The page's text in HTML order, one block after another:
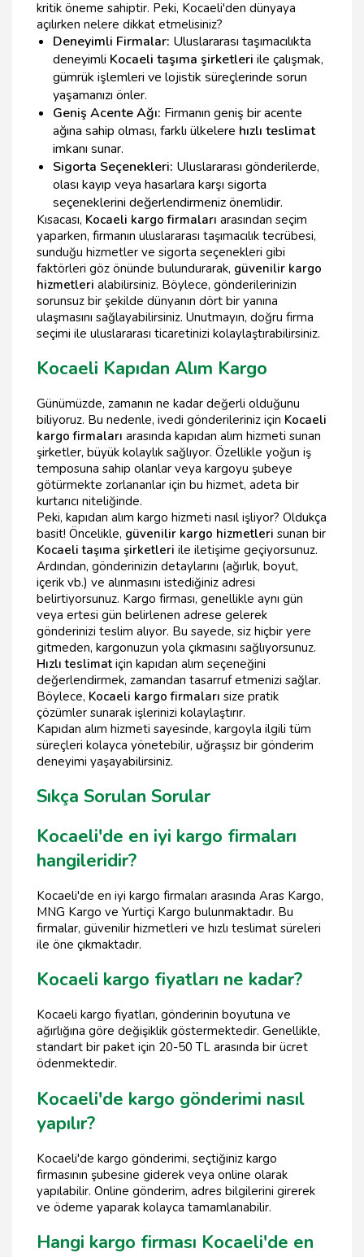
kritik öneme sahiptir. Peki, Kocaeli'den dünyaya
açılırken nelere dikkat etmelisiniz?
Deneyimli Firmalar: Uluslararası taşımacılıkta
deneyimli Kocaeli taşıma şirketleri ile çalışmak,
gümrük işlemleri ve lojistik süreçlerinde sorun
yaşamanızı önler.
Geniş Acente Ağı: Firmanın geniş bir acente
ağına sahip olması, farklı ülkelere hızlı teslimat
imkanı sunar.
Sigorta Seçenekleri: Uluslararası gönderilerde,
olası kayıp veya hasarlara karşı sigorta
seçeneklerini değerlendirmeniz önemlidir.
Kısacası, Kocaeli kargo firmaları arasından seçim
yaparken, firmanın uluslararası taşımacılık tecrübesi,
sunduğu hizmetler ve sigorta seçenekleri gibi
faktörleri göz önünde bulundurarak, güvenilir kargo
hizmetleri alabilirsiniz. Böylece, gönderilerinizin
sorunsuz bir şekilde dünyanın dört bir yanına
ulaşmasını sağlayabilirsiniz. Unutmayın, doğru firma
seçimi ile uluslararası ticaretinizi kolaylaştırabilirsiniz.
Kocaeli Kapıdan Alım Kargo
Günümüzde, zamanın ne kadar değerli olduğunu
biliyoruz. Bu nedenle, ivedi gönderileriniz için Kocaeli
kargo firmaları arasında kapıdan alım hizmeti sunan
şirketler, büyük kolaylık sağlıyor. Özellikle yoğun iş
temposuna sahip olanlar veya kargoyu şubeye
götürmekte zorlananlar için bu hizmet, adeta bir
kurtarıcı niteliğinde.
Peki, kapıdan alım kargo hizmeti nasıl işliyor? Oldukça
basit! Öncelikle, güvenilir kargo hizmetleri sunan bir
Kocaeli taşıma şirketleri ile iletişime geçiyorsunuz.
Ardından, gönderinizin detaylarını (ağırlık, boyut,
içerik vb.) ve alınmasını istediğiniz adresi
belirtiyorsunuz. Kargo firması, genellikle aynı gün
veya ertesi gün belirlenen adrese gelerek
gönderinizi teslim alıyor. Bu sayede, siz hiçbir yere
gitmeden, kargonuzun yola çıkmasını sağlıyorsunuz.
Hızlı teslimat için kapıdan alım seçeneğini
değerlendirmek, zamandan tasarruf etmenizi sağlar.
Böylece, Kocaeli kargo firmaları size pratik
çözümler sunarak işlerinizi kolaylaştırır.
Kapıdan alım hizmeti sayesinde, kargoyla ilgili tüm
süreçleri kolayca yönetebilir, uğraşsız bir gönderim
deneyimi yaşayabilirsiniz.
Sıkça Sorulan Sorular
Kocaeli'de en iyi kargo firmaları
hangileridir?
Kocaeli'de en iyi kargo firmaları arasında Aras Kargo,
MNG Kargo ve Yurtiçi Kargo bulunmaktadır. Bu
firmalar, güvenilir hizmetleri ve hızlı teslimat süreleri
ile öne çıkmaktadır.
Kocaeli kargo fiyatları ne kadar?
Kocaeli kargo fiyatları, gönderinin boyutuna ve
ağırlığına göre değişiklik göstermektedir. Genellikle,
standart bir paket için 20-50 TL arasında bir ücret
ödenmektedir.
Kocaeli'de kargo gönderimi nasıl
yapılır?
Kocaeli'de kargo gönderimi, seçtiğiniz kargo
firmasının şubesine giderek veya online olarak
yapılabilir. Online gönderim, adres bilgilerini girerek
ve ödeme yaparak kolayca tamamlanabilir.
Hangi kargo firması Kocaeli'de en